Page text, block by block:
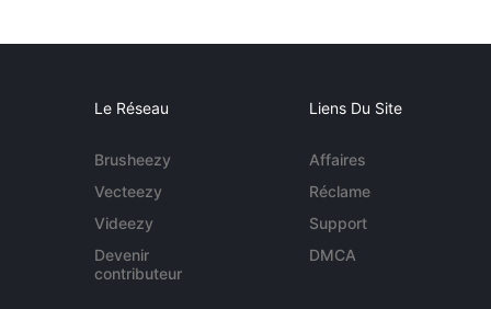
Le Réseau
Brusheezy
Vecteezy
Videezy
Devenir
contributeur
Liens Du Site
Affaires
Réclame
Support
DMCA